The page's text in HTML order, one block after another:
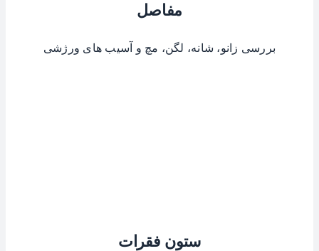
مفاصل
بررسی زانو، شانه، لگن، مچ و آسیب های ورژشی
ستون فقرات